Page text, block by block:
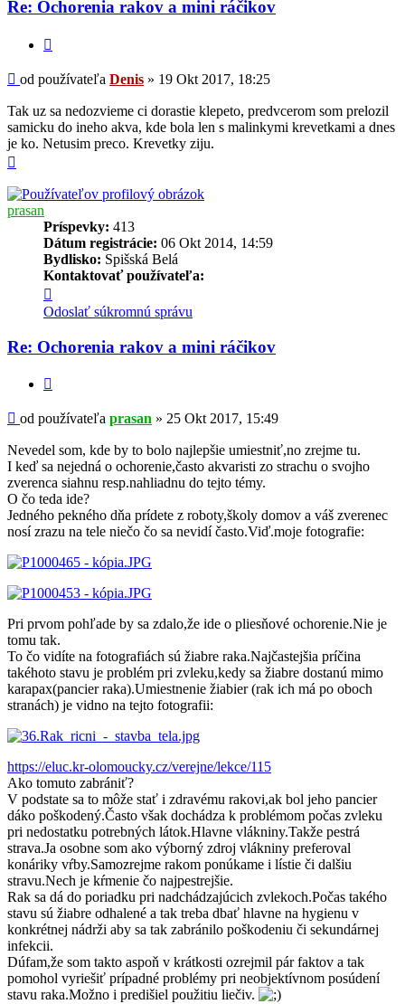
Denis
Re: Ochorenia rakov a mini ráčikov
Príspevok
od používateľa Denis » 19 Okt 2017, 18:25
Tak uz sa nedozvieme ci dorastie klepeto, predvcerom som prelozil
samicku do ineho akva, kde bola len s malinkymi krevetkami a dnes
je ko. Netusim preco. Krevetky ziju.
prasan
Príspevky: 413
Dátum registrácie: 06 Okt 2014, 14:59
Bydlisko: Spišská Belá
Kontaktovať používateľa:
informácie
používateľa
prasan
Odoslať súkromnú správu
Re: Ochorenia rakov a mini ráčikov
Príspevok
od používateľa prasan » 25 Okt 2017, 15:49
Nevedel som, kde by to bolo najlepšie umiestniť,no zrejme tu.
I keď sa nejedná o ochorenie,často akvaristi zo strachu o svojho
zverenca siahnu resp.nahliadnu do tejto témy.
O čo teda ide?
Jedného pekného dňa prídete z roboty,školy domov a váš zverenec
nosí zrazu na tele niečo čo sa nevidí často.Viď.moje fotografie:
Pri prvom pohľade by sa zdalo,že ide o pliesňové ochorenie.Nie je
tomu tak.
To čo vidíte na fotografiách sú žiabre raka.Najčastejšia príčina
takéhoto stavu je problém pri zvleku,kedy sa žiabre dostanú mimo
karapax(pancier raka).Umiestnenie žiabier (rak ich má po oboch
stranách) je vidno na tejto fotografii:
https://eluc.kr-olomoucky.cz/verejne/lekce/115
Ako tomuto zabrániť?
V podstate sa to môže stať i zdravému rakovi,ak bol jeho pancier
dáko poškodený.Často však dochádza k problémom počas zvleku
pri nedostatku potrebných látok.Hlavne vlákniny.Takže pestrá
strava.Ja osobne som ako výborný zdroj vlákniny preferoval
konáriky vŕby.Samozrejme rakom ponúkame i lístie či dalšiu
stravu.Nech je kŕmenie čo najpestrejšie.
Rak sa dá do poriadku pri nadchádzajúcich zvlekoch.Počas takého
stavu sú žiabre odhalené a tak treba dbať hlavne na hygienu v
konkrétnej nádrži aby sa tak zabránilo poškodeniu či sekundárnej
infekcii.
Dúfam,že som takto aspoň v krátkosti ozrejmil pár faktov a tak
pomohol vyriešiť prípadné problémy pri neobjektívnom posúdení
stavu raka.Možno i predišiel použitiu liečiv.